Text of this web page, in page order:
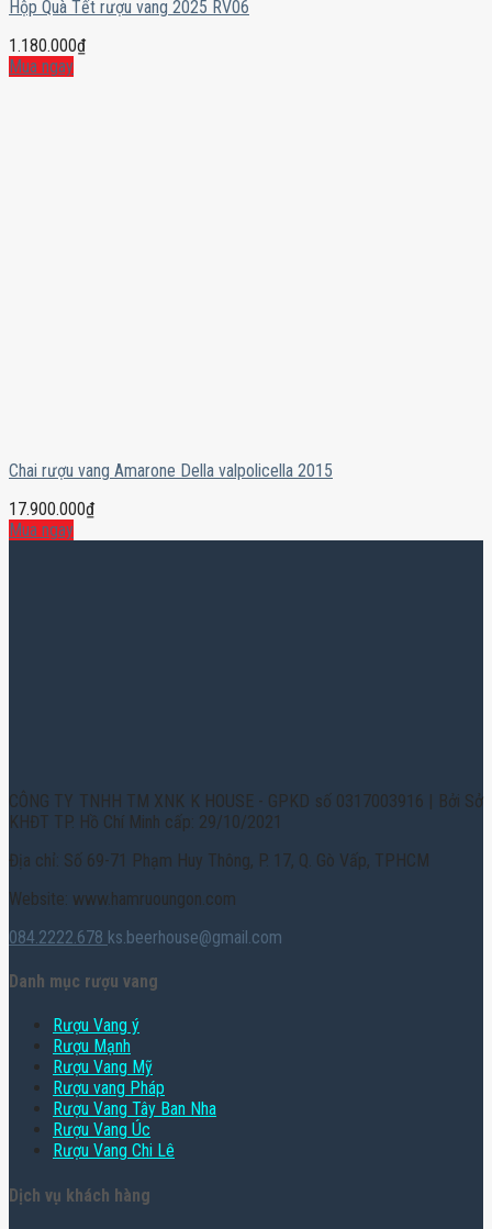
Hộp Quà Tết rượu vang 2025 RV06
1.180.000₫
Mua ngay
Chai rượu vang Amarone Della valpolicella 2015
17.900.000₫
Mua ngay
CÔNG TY TNHH TM XNK K HOUSE - GPKD số 0317003916 | Bởi Sở
KHĐT TP. Hồ Chí Minh cấp: 29/10/2021
Địa chỉ: Số 69-71 Phạm Huy Thông, P. 17, Q. Gò Vấp, TPHCM
Website: www.hamruoungon.com
084.2222.678 ks.beerhouse@gmail.com
Danh mục rượu vang
Rượu Vang ý
Rượu Mạnh
Rượu Vang Mỹ
Rượu vang Pháp
Rượu Vang Tây Ban Nha
Rượu Vang Úc
Rượu Vang Chi Lê
Dịch vụ khách hàng